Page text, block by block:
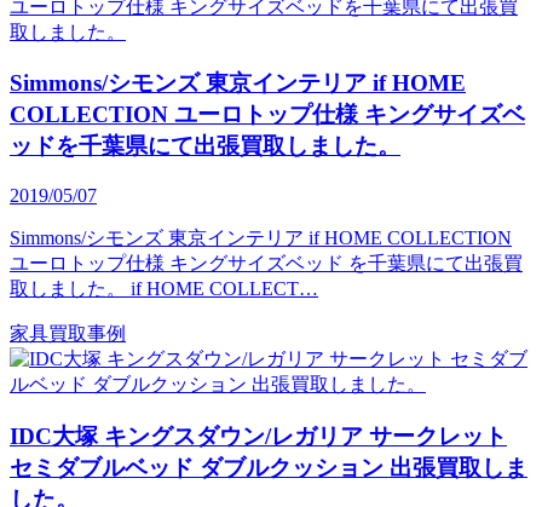
Simmons/シモンズ 東京インテリア if HOME
COLLECTION ユーロトップ仕様 キングサイズベ
ッドを千葉県にて出張買取しました。
2019/05/07
Simmons/シモンズ 東京インテリア if HOME COLLECTION
ユーロトップ仕様 キングサイズベッド を千葉県にて出張買
取しました。 if HOME COLLECT…
家具買取事例
IDC大塚 キングスダウン/レガリア サークレット
セミダブルベッド ダブルクッション 出張買取しま
した。